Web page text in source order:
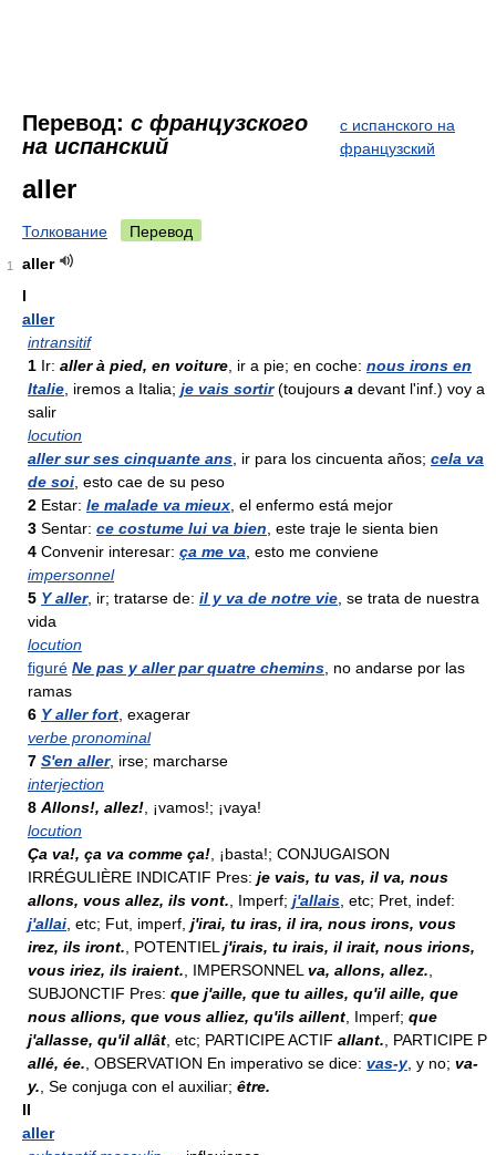
Перевод: с французского
на испанский
с испанского на
французский
aller
Толкование Перевод
1
aller
I
aller
intransitif
1 Ir: aller à pied, en voiture , ir a pie; en coche: nous irons en
Italie , iremos a Italia; je vais sortir(toujours a devant l'inf.) voy a
salir
locution
aller sur ses cinquante ans , ir para los cincuenta años; cela va
de soi , esto cae de su peso
2 Estar: le malade va mieux , el enfermo está mejor
3 Sentar: ce costume lui va bien , este traje le sienta bien
4 Convenir interesar: ça me va , esto me conviene
impersonnel
5 Y aller, ir; tratarse de: il y va de notre vie , se trata de nuestra
vida
locution
figuré Ne pas y aller par quatre chemins , no andarse por las
ramas
6 Y aller fort , exagerar
verbe pronominal
7 S'en aller, irse; marcharse
interjection
8 Allons!, allez! , ¡vamos!; ¡vaya!
locution
Ça va!, ça va comme ça! , ¡basta!; CONJUGAISON
IRRÉGULIÈRE INDICATIF Pres: je vais, tu vas, il va, nous
allons, vous allez, ils vont. , Imperf; j'allais , etc; Pret, indef:
j'allai , etc; Fut, imperf, j'irai, tu iras, il ira, nous irons, vous
irez, ils iront. , POTENTIEL j'irais, tu irais, il irait, nous irions,
vous iriez, ils iraient. , IMPERSONNEL va, allons, allez.
SUBJONCTIF Pres: que j'aille, que tu ailles, qu'il aille, que
nous allions, que vous alliez, qu'ils aillent , Imperf; que
j'allasse, qu'il allât , etc; PARTICIPE ACTIF allant. , PARTICIPE P
allé, ée. , OBSERVATION En imperativo se dice: vas-y, y no; va-
y. , Se conjuga con el auxiliar; être.
II
aller